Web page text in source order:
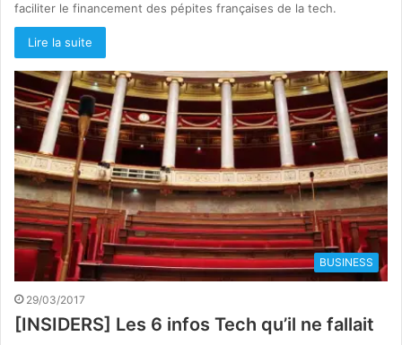
faciliter le financement des pépites françaises de la tech.
Lire la suite
BUSINESS
29/03/2017
[INSIDERS] Les 6 infos Tech qu’il ne fallait